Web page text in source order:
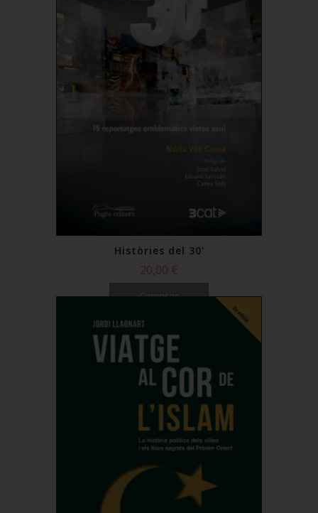
Històries del 30'
20,00 €
Comprar